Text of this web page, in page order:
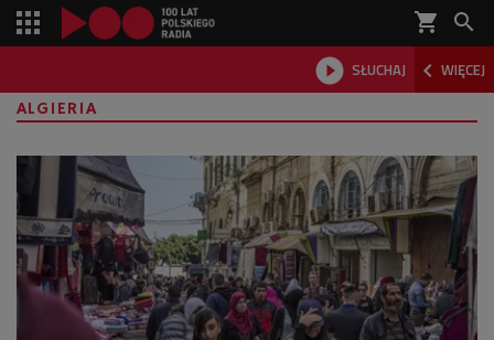
shopping_cart 
 SŁUCHAJ  WIĘCEJ

ALGIERIA